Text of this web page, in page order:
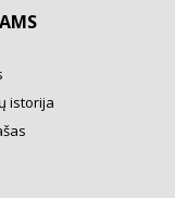
istorija